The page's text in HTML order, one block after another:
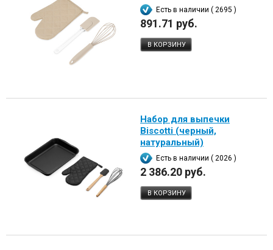
Есть в наличии ( 2695 )
891.71 руб.
В КОРЗИНУ
Набор для выпечки
Biscotti (черный,
натуральный)
Есть в наличии ( 2026 )
2 386.20 руб.
В КОРЗИНУ